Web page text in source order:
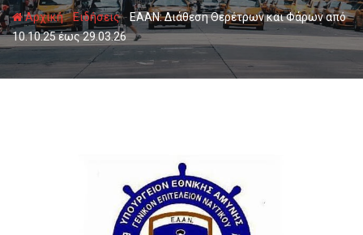
Αρχική-Ειδήσεις- EAAN: Διάθεση Θερέτρων και Φάρων από
10.10.25 έως 29.03.26